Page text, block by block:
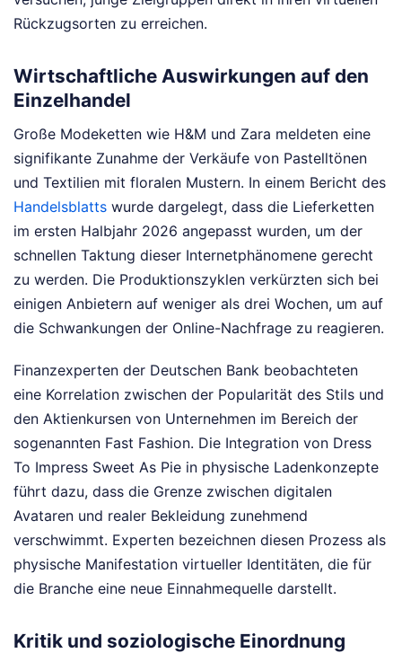
Rückzugsorten zu erreichen.
Wirtschaftliche Auswirkungen auf den
Einzelhandel
Große Modeketten wie H&M und Zara meldeten eine
signifikante Zunahme der Verkäufe von Pastelltönen
und Textilien mit floralen Mustern. In einem Bericht des
Handelsblatts wurde dargelegt, dass die Lieferketten
im ersten Halbjahr 2026 angepasst wurden, um der
schnellen Taktung dieser Internetphänomene gerecht
zu werden. Die Produktionszyklen verkürzten sich bei
einigen Anbietern auf weniger als drei Wochen, um auf
die Schwankungen der Online-Nachfrage zu reagieren.
Finanzexperten der Deutschen Bank beobachteten
eine Korrelation zwischen der Popularität des Stils und
den Aktienkursen von Unternehmen im Bereich der
sogenannten Fast Fashion. Die Integration von Dress
To Impress Sweet As Pie in physische Ladenkonzepte
führt dazu, dass die Grenze zwischen digitalen
Avataren und realer Bekleidung zunehmend
verschwimmt. Experten bezeichnen diesen Prozess als
physische Manifestation virtueller Identitäten, die für
die Branche eine neue Einnahmequelle darstellt.
Kritik und soziologische Einordnung